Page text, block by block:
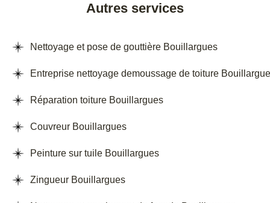
Autres services
Nettoyage et pose de gouttière Bouillargues
Entreprise nettoyage demoussage de toiture
Réparation toiture Bouillargues
Couvreur Bouillargues
Peinture sur tuile Bouillargues
Zingueur Bouillargues